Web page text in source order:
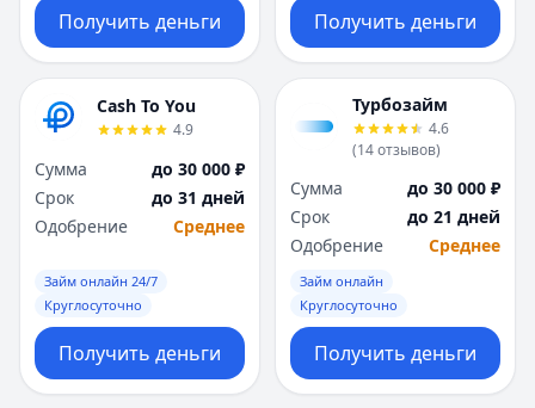
Т
Тверь
Тольятти
Томск
Тула
Тюмень
Ульяновск
Уфа
Х
Хабаровск
Ч
Чебоксары
Челябинск
Т
Тверь
Тольятти
Томск
Тула
Тюмень
Ульяновск
Уфа
Х
Хабаровск
Ч
Чебоксары
Челябинск
Получить деньги Получить деньги
Cash To You
4.9
Сумма
до 30 000 ₽
Срок
до 31 дней
Одобрение
Среднее
Займ онлайн 24/7
Круглосуточно
Получить деньги
Турбозайм
4.6
(14отзывов)
Сумма
до 30 000 ₽
Срок
до 21 дней
Одобрение
Среднее
Займ онлайн
Круглосуточно
Получить деньги